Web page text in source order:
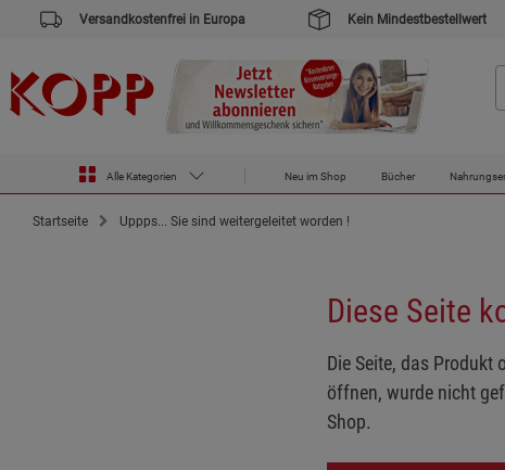
Versandkostenfrei in Europa Kein Mindestbestellwert
Alle Kategorien Neu im Shop Bücher
Startseite Uppps... Sie sind weitergeleitet worden !
Diese Seite
Die Seite, das Produkt
öffnen, wurde nicht
Shop.